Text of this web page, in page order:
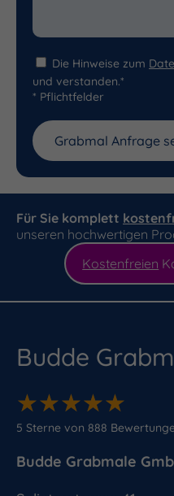
Die Hinweise zum
und verstanden.*
* Pflichtfelder
Für Sie komplett
unseren hochwertigen
Kostenfreien
Budde
★★★★★
★★★★★
5 Sterne von 888
Budde Grabmale